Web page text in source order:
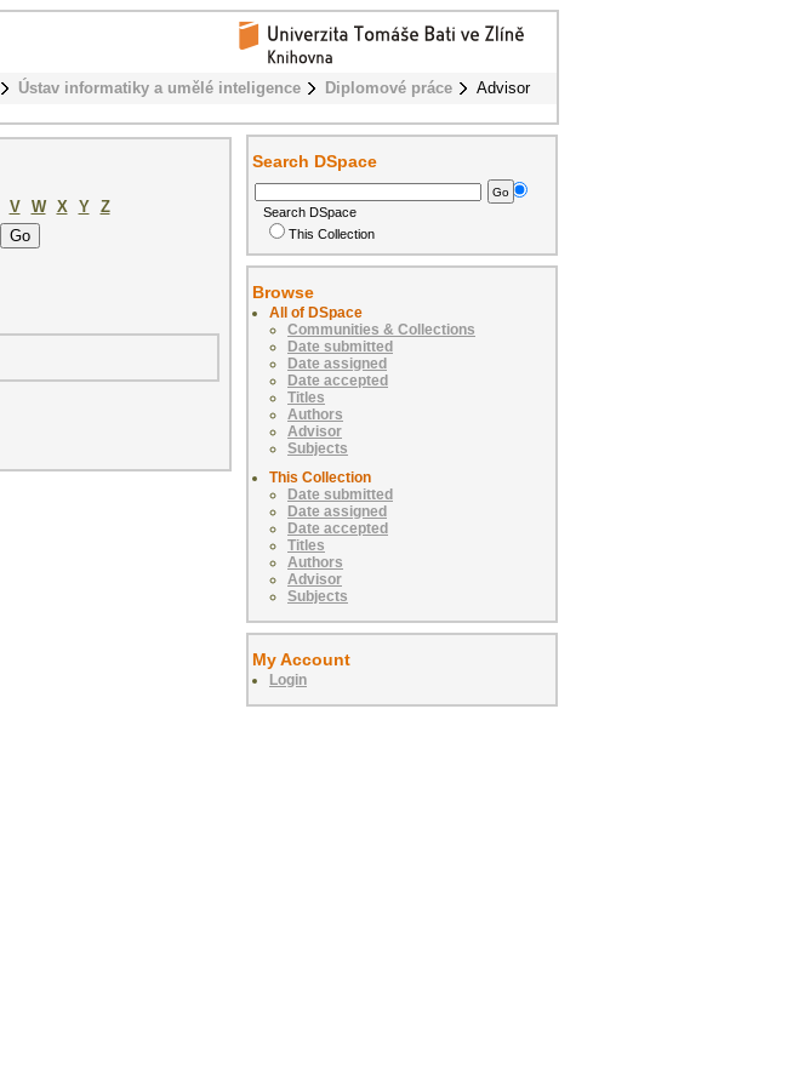
Ústav informatiky a umělé inteligence Diplomové práce Advisor
V W X Y
Z
Search DSpace
Search DSpace
This Collection
Browse
All of DSpace
Communities & Collections
Date submitted
Date assigned
Date accepted
Titles
Authors
Advisor
Subjects
This Collection
Date submitted
Date assigned
Date accepted
Titles
Authors
Advisor
Subjects
My Account
Login